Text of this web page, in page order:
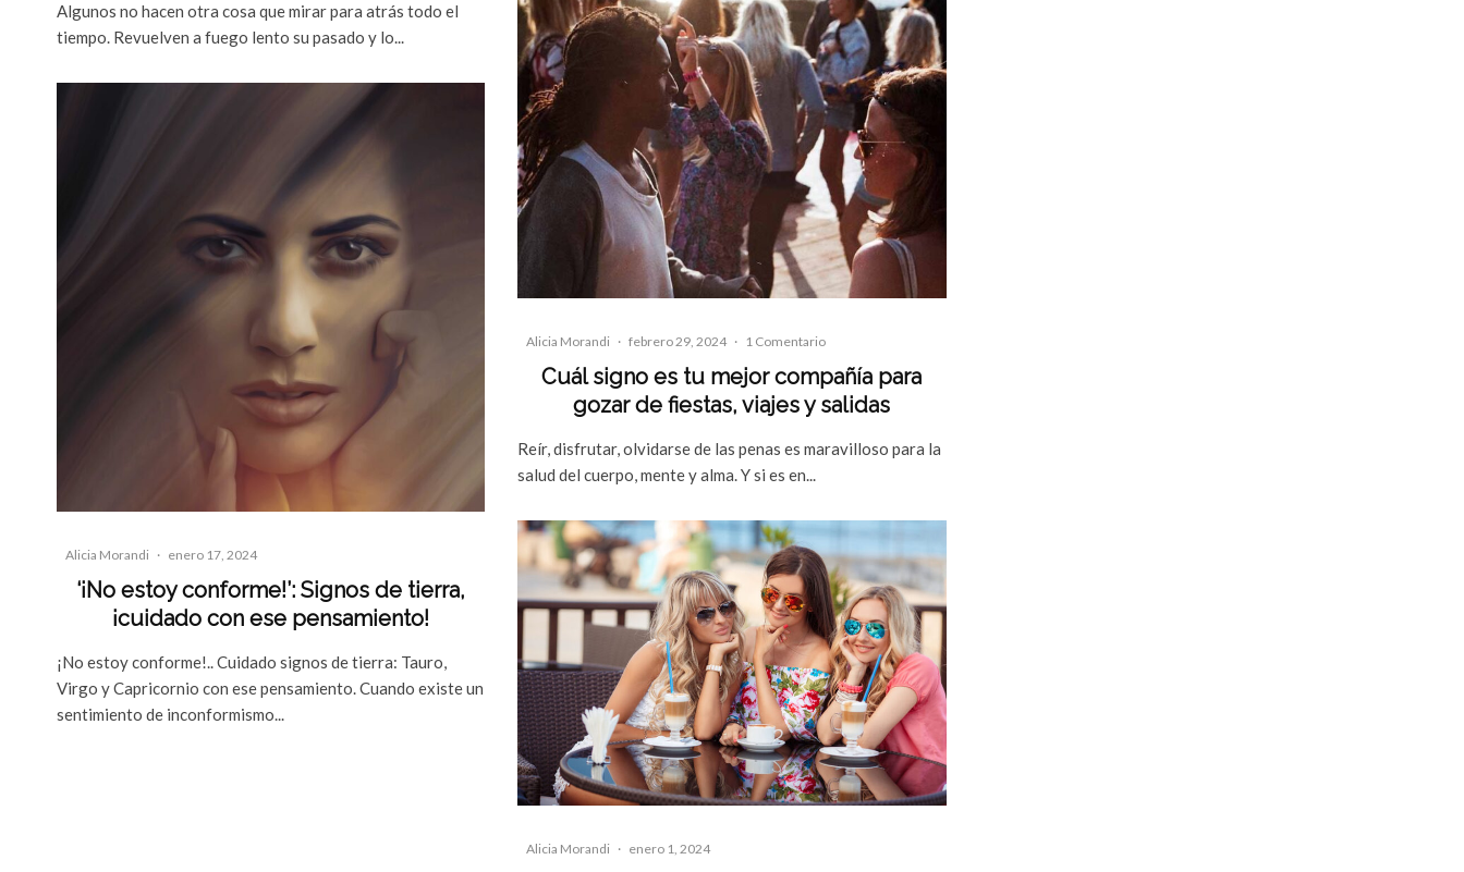
Algunos no hacen otra cosa que mirar para atrás todo el
tiempo. Revuelven a fuego lento su pasado y lo...
Alicia Morandi · enero 17, 2024
‘¡No estoy conforme!’: Signos de tierra,
¡cuidado con ese pensamiento!
¡No estoy conforme!.. Cuidado signos de tierra: Tauro,
Virgo y Capricornio con ese pensamiento. Cuando existe un
sentimiento de inconformismo...
Alicia Morandi · febrero 29, 2024 · 1 Comentario
Cuál signo es tu mejor compañía para
gozar de fiestas, viajes y salidas
Reír, disfrutar, olvidarse de las penas es maravilloso para la
salud del cuerpo, mente y alma. Y si es en...
Alicia Morandi · enero 1, 2024